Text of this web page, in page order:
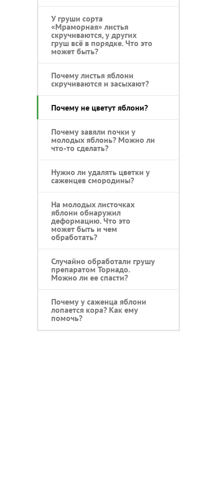
У груши сорта
«Мраморная» листья
скручиваются, у других
груш всё в порядке. Что это
может быть?
Почему листья яблони
скручиваются и засыхают?
Почему не цветут яблони?
Почему завяли почки у
молодых яблонь? Можно ли
что-то сделать?
Нужно ли удалять цветки у
саженцев смородины?
На молодых листочках
яблони обнаружил
деформацию. Что это
может быть и чем
обработать?
Случайно обработали грушу
препаратом Торнадо.
Можно ли ее спасти?
Почему у саженца яблони
лопается кора? Как ему
помочь?